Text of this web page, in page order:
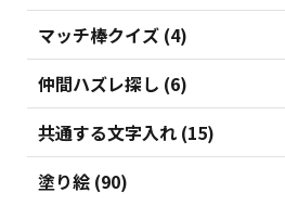
マッチ棒クイズ (4)
仲間ハズレ探し (6)
共通する文字入れ (15)
塗り絵 (90)